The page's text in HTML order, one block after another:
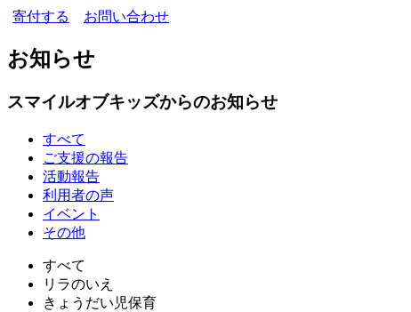
寄付する お問い合わせ
お知らせ
スマイルオブキッズからのお知らせ
すべて
ご支援の報告
活動報告
利用者の声
イベント
その他
すべて
リラのいえ
きょうだい児保育